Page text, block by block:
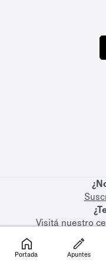
Visitá nuestro
Portada Apuntes